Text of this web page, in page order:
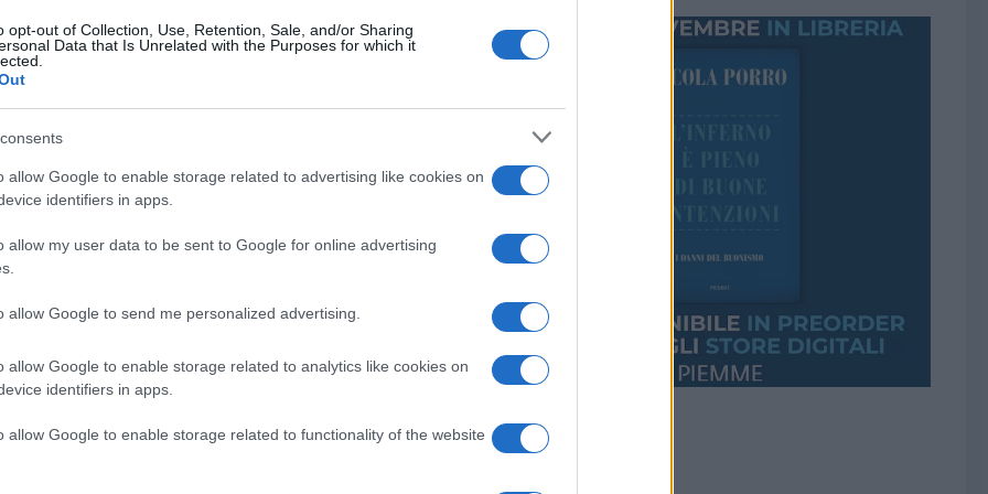
opt-out of Collection, Use, Retention, Sale, and/or Sharing
Data that Is Unrelated with the Purposes for which it
allow Google to enable storage related to advertising like cookies on
identifiers in apps.
allow my user data to be sent to Google for online advertising
allow Google to send me personalized advertising.
allow Google to enable storage related to analytics like cookies on
identifiers in apps.
allow Google to enable storage related to functionality of the website
Airways ,easyJet Vueling. Per Ita
giornata, mentre per Vueling sono
seguito della proclamazione di azioni di
aereo in Italia previste per la
di 24 ore, Ita Airways si è vista
operativo previsto
del 27 febbraio”. Una decisione che
direttamente sull’operatività delle
del vicepremier e ministro
evitare la coincidenza con eventi legati